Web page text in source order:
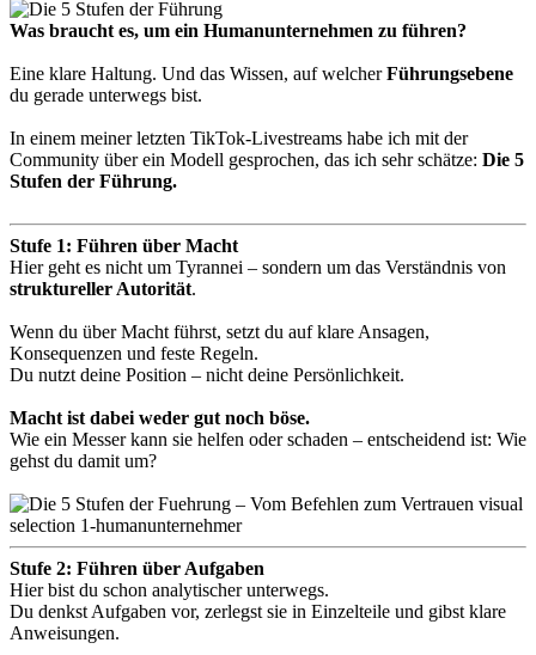
Was braucht es, um ein Humanunternehmen zu führen?
Eine klare Haltung. Und das Wissen, auf welcherFührungsebene
du gerade unterwegs bist.
In einem meiner letzten TikTok-Livestreams habe ich mit der
Community über ein Modell gesprochen, das ich sehr schätze: Die 5
Stufen der Führung.
Stufe 1: Führen über Macht
Hier geht es nicht um Tyrannei – sondern um das Verständnis von
struktureller Autorität.
Wenn du über Macht führst, setzt du auf klare Ansagen,
Konsequenzen und feste Regeln.
Du nutzt deine Position – nicht deine Persönlichkeit.
Macht ist dabei weder gut noch böse.
Wie ein Messer kann sie helfen oder schaden – entscheidend ist: Wie
gehst du damit um?
Stufe 2: Führen über Aufgaben
Hier bist du schon analytischer unterwegs.
Du denkst Aufgaben vor, zerlegst sie in Einzelteile und gibst klare
Anweisungen.